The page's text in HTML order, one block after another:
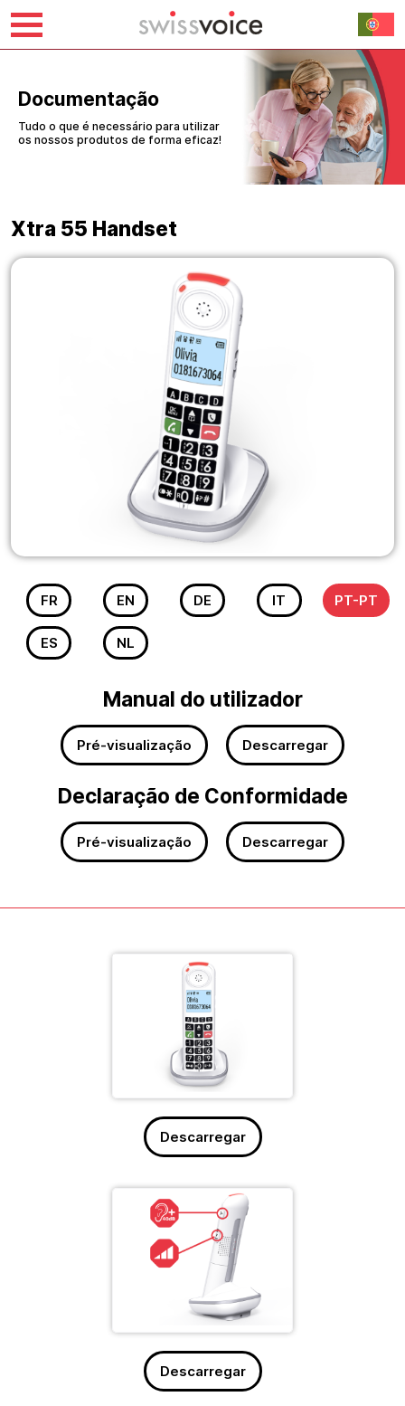
Documentação
Tudo o que é necessário para utilizar
os nossos produtos de forma eficaz!
Xtra 55 Handset
FR EN DE IT PT-PT
ES NL
Manual do utilizador
Pré-visualização Descarregar
Declaração de Conformidade
Pré-visualização Descarregar
Descarregar
Descarregar